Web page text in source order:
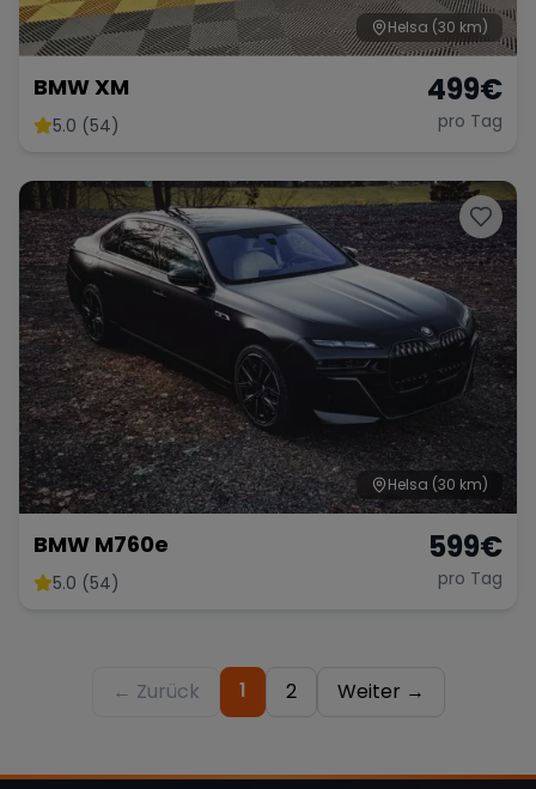
Helsa (30 km)
BMW XM
5.0 (54)
499€
pro Tag
Helsa (30 km)
BMW M760e
5.0 (54)
599€
pro Tag
← Zurück 1 2 Weiter →